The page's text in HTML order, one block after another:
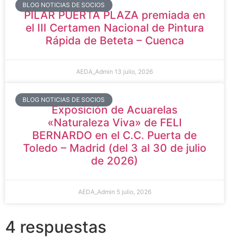
BLOG NOTICIAS DE SOCIOS
PILAR PUERTA PLAZA premiada en
el III Certamen Nacional de Pintura
Rápida de Beteta – Cuenca
AEDA_Admin 13 julio, 2026
BLOG NOTICIAS DE SOCIOS
Exposición de Acuarelas
«Naturaleza Viva» de FELI
BERNARDO en el C.C. Puerta de
Toledo – Madrid (del 3 al 30 de julio
de 2026)
AEDA_Admin 5 julio, 2026
4 respuestas